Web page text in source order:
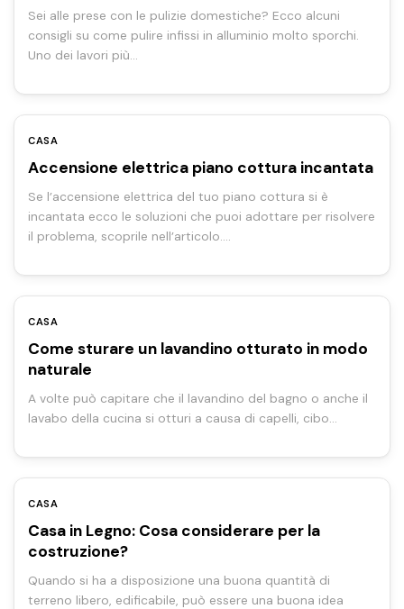
Sei alle prese con le pulizie domestiche? Ecco alcuni
consigli su come pulire infissi in alluminio molto sporchi.
Uno dei lavori più…
CASA
Accensione elettrica piano cottura incantata
Se l’accensione elettrica del tuo piano cottura si è
incantata ecco le soluzioni che puoi adottare per risolvere
il problema, scoprile nell’articolo.…
CASA
Come sturare un lavandino otturato in modo
naturale
A volte può capitare che il lavandino del bagno o anche il
lavabo della cucina si otturi a causa di capelli, cibo…
CASA
Casa in Legno: Cosa considerare per la
costruzione?
Quando si ha a disposizione una buona quantità di
terreno libero, edificabile, può essere una buona idea